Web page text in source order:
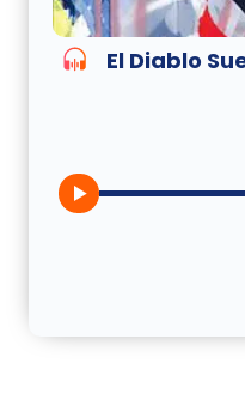
El Diablo